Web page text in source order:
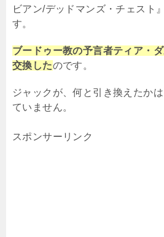
ビアン/デッドマンズ・チェスト
す。
ブードゥー教の予言者ティア・
交換したのです。
ジャックが、何と引き換えたか
ていません。
スポンサーリンク